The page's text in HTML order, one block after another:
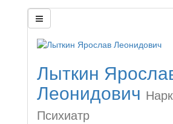
Лыткин
Леонидович
Психиатр